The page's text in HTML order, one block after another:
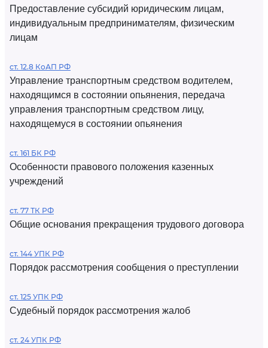
Предоставление субсидий юридическим лицам,
индивидуальным предпринимателям, физическим
лицам
ст. 12.8 КоАП РФ
Управление транспортным средством водителем,
находящимся в состоянии опьянения, передача
управления транспортным средством лицу,
находящемуся в состоянии опьянения
ст. 161 БК РФ
Особенности правового положения казенных
учреждений
ст. 77 ТК РФ
Общие основания прекращения трудового договора
ст. 144 УПК РФ
Порядок рассмотрения сообщения о преступлении
ст. 125 УПК РФ
Судебный порядок рассмотрения жалоб
ст. 24 УПК РФ